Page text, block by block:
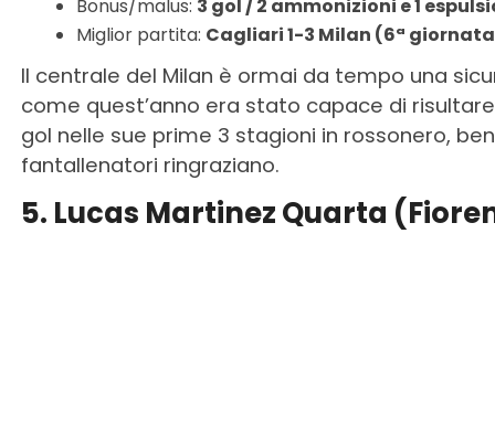
Bonus/malus: 3 gol / 2 ammonizioni e 1
Miglior partita: Cagliari 1-3 Milan (6ª
Il centrale del Milan è ormai da tempo una
come quest’anno era stato capace di
gol nelle sue prime 3 stagioni in rossonero,
fantallenatori ringraziano.
5. Lucas Martinez Quarta